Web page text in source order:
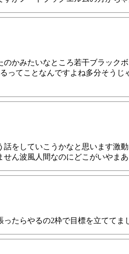
のかみたいなところ若干ブラック
ってことなんですよね多分そう
話をしていこうかなと思います
ん波風人間なのにどこがいやま
ったらやるの2枠で目標を立てて